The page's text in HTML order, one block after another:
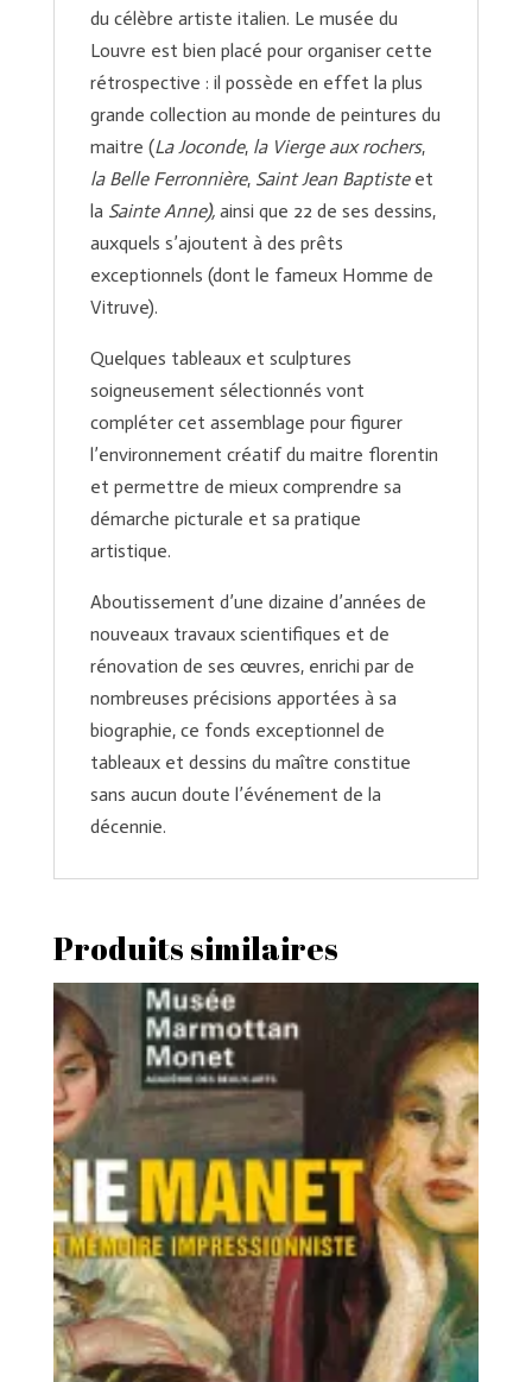
du célèbre artiste italien. Le musée du
Louvre est bien placé pour organiser cette
rétrospective : il possède en effet la plus
grande collection au monde de peintures du
maitre (La Joconde, la Vierge aux rochers,
la Belle Ferronnière, Saint Jean Baptisteet
la Sainte Anne), ainsi que 22 de ses dessins,
auxquels s’ajoutent à des prêts
exceptionnels (dont le fameux Homme de
Vitruve).
Quelques tableaux et sculptures
soigneusement sélectionnés vont
compléter cet assemblage pour figurer
l’environnement créatif du maitre florentin
et permettre de mieux comprendre sa
démarche picturale et sa pratique
artistique.
Aboutissement d’une dizaine d’années de
nouveaux travaux scientifiques et de
rénovation de ses œuvres, enrichi par de
nombreuses précisions apportées à sa
biographie, ce fonds exceptionnel de
tableaux et dessins du maître constitue
sans aucun doute l’événement de la
décennie.
Produits similaires